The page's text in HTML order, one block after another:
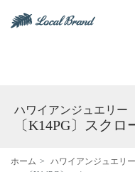
ハワイアンジュエリー
〔K14PG〕スク
ホーム ハワイアンジュエリー